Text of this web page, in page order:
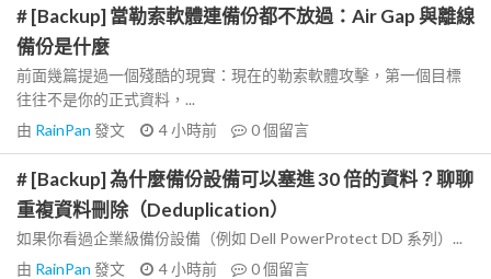
# [Backup] 當勒索軟體連備份都不放過：Air Gap 與離線
備份是什麼
前面幾篇提過一個殘酷的現實：現在的勒索軟體攻擊，第一個目標
往往不是你的正式資料，...
由 RainPan 發文 4 小時前 0個留言
# [Backup] 為什麼備份設備可以塞進 30 倍的資料？聊聊
重複資料刪除（Deduplication）
如果你看過企業級備份設備（例如 Dell PowerProtect DD 系列）...
由 RainPan 發文 4 小時前 0個留言